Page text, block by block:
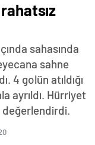
sahasında
sahne
4 golün atıldığı
ayrıldı. Hürriyet
değerlendirdi.